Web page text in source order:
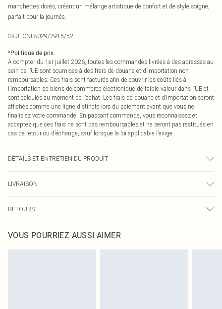
manchettes dorés, créant un mélange artistique de confort et de style soigné,
parfait pour la journée.
SKU: CNL8029/2915/52
*Politique de prix
À compter du 1er juillet 2026, toutes les commandes livrées à des adresses au
sein de l’UE sont soumises à des frais de douane et d’importation non
remboursables. Ces frais sont facturés afin de couvrir les coûts liés à
l’importation de biens de commerce électronique de faible valeur dans l’UE et
sont calculés au moment de l’achat. Les frais de douane et d’importation seront
affichés comme une ligne distincte lors du paiement avant que vous ne
finalisiez votre commande. En passant commande, vous reconnaissez et
acceptez que ces frais ne sont pas remboursables et ne seront pas restitués en
cas de retour ou d’échange, sauf lorsque la loi applicable l’exige.
DÉTAILS ET ENTRETIEN DU PRODUIT
peut déteindre.
LIVRAISON
Livraison express France
Jusqu'à 2-3 jours ouvrables
RETOURS
pour nous retourner un article.
Veuillez noter que nous ne pouvons pas rembourser les masques tendance, les
VOUS POURRIEZ AUSSI AIMER